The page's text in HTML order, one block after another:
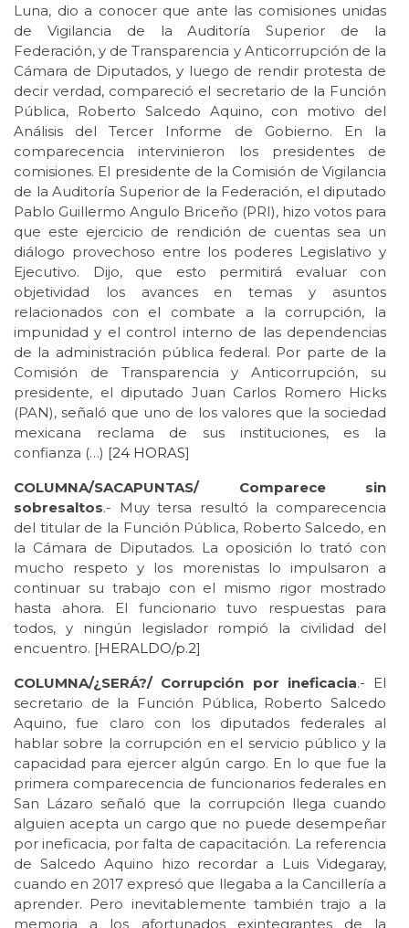
Luna, dio a conocer que ante las comisiones unidas
de Vigilancia de la Auditoría Superior de la
Federación, y de Transparencia y Anticorrupción de la
Cámara de Diputados, y luego de rendir protesta de
decir verdad, compareció el secretario de la Función
Pública, Roberto Salcedo Aquino, con motivo del
Análisis del Tercer Informe de Gobierno. En la
comparecencia intervinieron los presidentes de
comisiones. El presidente de la Comisión de Vigilancia
de la Auditoría Superior de la Federación, el diputado
Pablo Guillermo Angulo Briceño (PRI), hizo votos para
que este ejercicio de rendición de cuentas sea un
diálogo provechoso entre los poderes Legislativo y
Ejecutivo. Dijo, que esto permitirá evaluar con
objetividad los avances en temas y asuntos
relacionados con el combate a la corrupción, la
impunidad y el control interno de las dependencias
de la administración pública federal. Por parte de la
Comisión de Transparencia y Anticorrupción, su
presidente, el diputado Juan Carlos Romero Hicks
(PAN), señaló que uno de los valores que la sociedad
mexicana reclama de sus instituciones, es la
confianza (…) [24 HORAS]
COLUMNA/SACAPUNTAS/ Comparece sin
sobresaltos.- Muy tersa resultó la comparecencia
del titular de la Función Pública, Roberto Salcedo, en
la Cámara de Diputados. La oposición lo trató con
mucho respeto y los morenistas lo impulsaron a
continuar su trabajo con el mismo rigor mostrado
hasta ahora. El funcionario tuvo respuestas para
todos, y ningún legislador rompió la civilidad del
encuentro. [HERALDO/p.2]
COLUMNA/¿SERÁ?/ Corrupción por ineficacia.- El
secretario de la Función Pública, Roberto Salcedo
Aquino, fue claro con los diputados federales al
hablar sobre la corrupción en el servicio público y la
capacidad para ejercer algún cargo. En lo que fue la
primera comparecencia de funcionarios federales en
San Lázaro señaló que la corrupción llega cuando
alguien acepta un cargo que no puede desempeñar
por ineficacia, por falta de capacitación. La referencia
de Salcedo Aquino hizo recordar a Luis Videgaray,
cuando en 2017 expresó que llegaba a la Cancillería a
aprender. Pero inevitablemente también trajo a la
memoria a los afortunados exintegrantes de la